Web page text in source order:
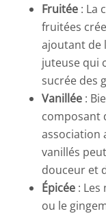
Fruitée: La
fruitées
ajoutant de
juteuse qui
sucrée des
Vanillée:
composant
association
vanillés
douceur et
Épicée: Les
ou le